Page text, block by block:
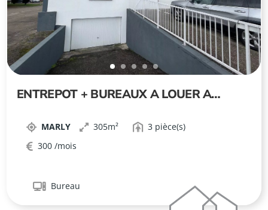
ENTREPOT + BUREAUX A LOUER A
MARLY 305
3
300
Bureau